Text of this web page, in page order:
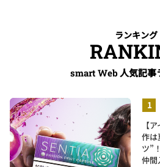
ランキング
smart Web 人気記事
【
作は
ツ”
仲間